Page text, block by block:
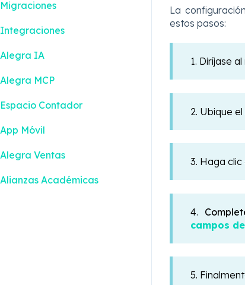
La
estos pasos:
1. Diríjase
2. Ubique
3. Haga clic
4.
campos
5.
Configuración
Gestión de efectivo
Inventario
Emisión de documentos
Devoluciones
Turnos
Migraciones
Integraciones
Alegra IA
Alegra MCP
Espacio Contador
App Móvil
Alegra Ventas
Alianzas Académicas